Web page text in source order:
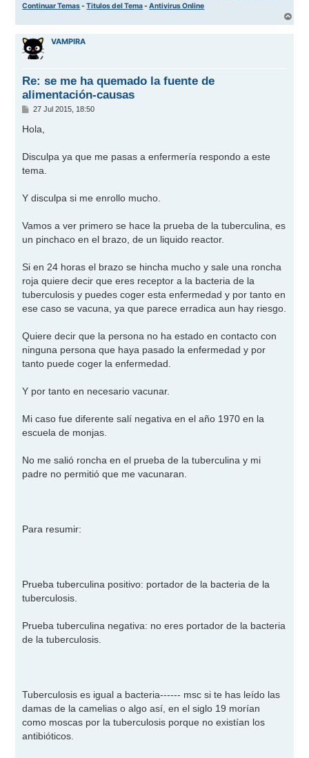
Continuar Temas-Titulos del Tema-Antivirus Online
r
VAMPIRA
Re: se me ha quemado la fuente de
alimentación-causas
M
n
s
j
e
27 Jul 2015, 18:50
Hola,
Disculpa ya que me pasas a enfermería respondo a este
tema.
Y disculpa si me enrollo mucho.
Vamos a ver primero se hace la prueba de la tuberculina, es
un pinchaco en el brazo, de un liquido reactor.
Si en 24 horas el brazo se hincha mucho y sale una roncha
roja quiere decir que eres receptor a la bacteria de la
tuberculosis y puedes coger esta enfermedad y por tanto en
ese caso se vacuna, ya que parece erradica aun hay riesgo.
Quiere decir que la persona no ha estado en contacto con
ninguna persona que haya pasado la enfermedad y por
tanto puede coger la enfermedad.
Y por tanto en necesario vacunar.
Mi caso fue diferente salí negativa en el año 1970 en la
escuela de monjas.
No me salió roncha en el prueba de la tuberculina y mi
padre no permitió que me vacunaran.
Para resumir:
Prueba tuberculina positivo: portador de la bacteria de la
tuberculosis.
Prueba tuberculina negativa: no eres portador de la bacteria
de la tuberculosis.
Tuberculosis es igual a bacteria------ msc si te has leído las
damas de la camelias o algo así, en el siglo 19 morían
como moscas por la tuberculosis porque no existían los
antibióticos.